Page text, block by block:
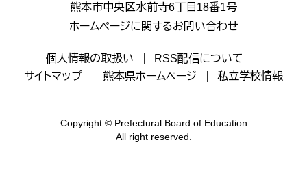
熊本市中央区水前寺6丁目18番1号
ホームページに関するお問い合わせ
個人情報の取扱い
RSS配信について
サイトマップ
熊本県ホームページ 私立学校情報
Copyright © Prefectural Board of Education
All right reserved.